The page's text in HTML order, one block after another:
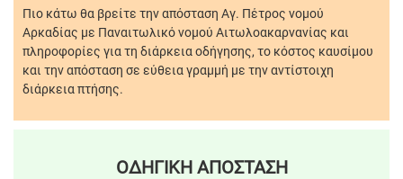
Πιο κάτω θα βρείτε την απόσταση Αγ. Πέτρος νομού
Αρκαδίας με Παναιτωλικό νομού Αιτωλοακαρνανίας και
πληροφορίες για τη διάρκεια οδήγησης, το κόστος καυσίμου
και την απόσταση σε εύθεια γραμμή με την αντίστοιχη
διάρκεια πτήσης.
ΟΔΗΓΙΚΗ ΑΠΟΣΤΑΣΗ